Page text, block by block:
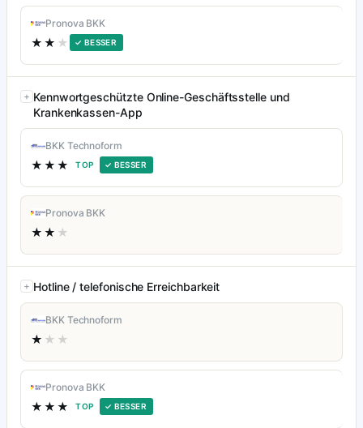
Pronova BKK
★★ ★ ✓ BESSER
Kennwortgeschützte Online-Geschäftsstelle und
Krankenkassen-App
BKK Technoform
★★★ TOP ✓ BESSER
Pronova BKK
★★ ★
Hotline / telefonische Erreichbarkeit
BKK Technoform
★ ★★
Pronova BKK
★★★ TOP ✓ BESSER